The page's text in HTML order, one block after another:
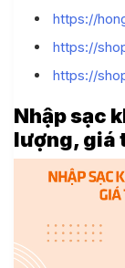
https://
https://
https://
Nhập sạc
lượng, giá